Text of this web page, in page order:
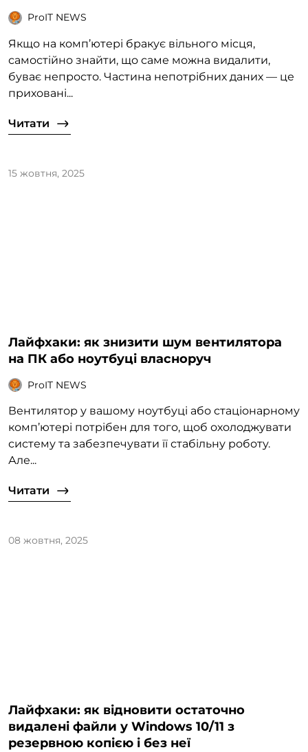
ProIT NEWS
Якщо на комп’ютері бракує вільного місця,
самостійно знайти, що саме можна видалити,
буває непросто. Частина непотрібних даних — це
приховані...
Читати
15 жовтня, 2025
Лайфхаки: як знизити шум вентилятора
на ПК або ноутбуці власноруч
ProIT NEWS
Вентилятор у вашому ноутбуці або стаціонарному
комп’ютері потрібен для того, щоб охолоджувати
систему та забезпечувати її стабільну роботу.
Але...
Читати
08 жовтня, 2025
Лайфхаки: як відновити остаточно
видалені файли у Windows 10/11 з
резервною копією і без неї